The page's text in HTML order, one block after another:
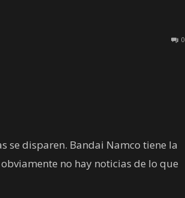
0
se disparen. Bandai Namco tiene la
no hay noticias de lo que